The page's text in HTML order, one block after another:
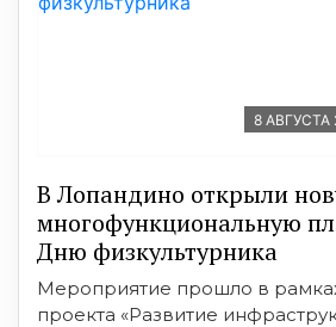
8 АВГУСТА
В Лопандино открыли
многофункциональную
Дню физкультурника
Мероприятие прошло в
проекта «Развитие